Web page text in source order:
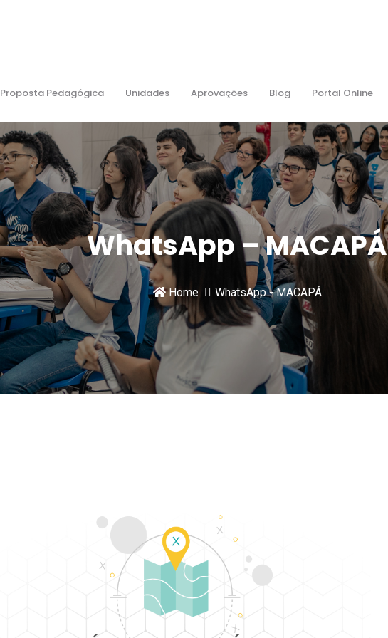
Proposta Pedagógica Unidades Aprovações Blog Portal Online
WhatsApp – MACAPÁ
Home WhatsApp - MACAPÁ